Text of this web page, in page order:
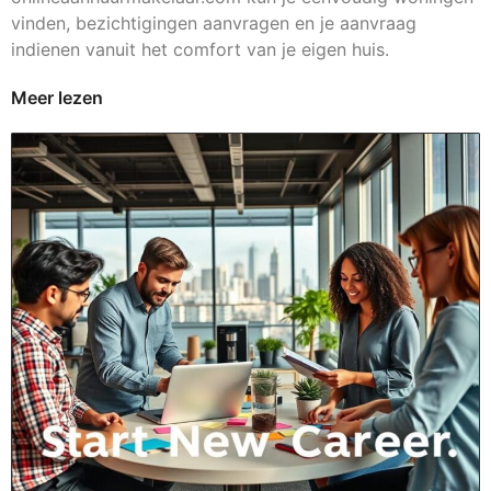
vinden, bezichtigingen aanvragen en je aanvraag
indienen vanuit het comfort van je eigen huis.
Meer lezen